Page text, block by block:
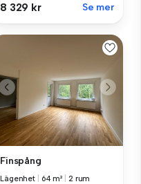
8 329 kr Se mer
Finspång
Lägenhet 64 m² 2 rum